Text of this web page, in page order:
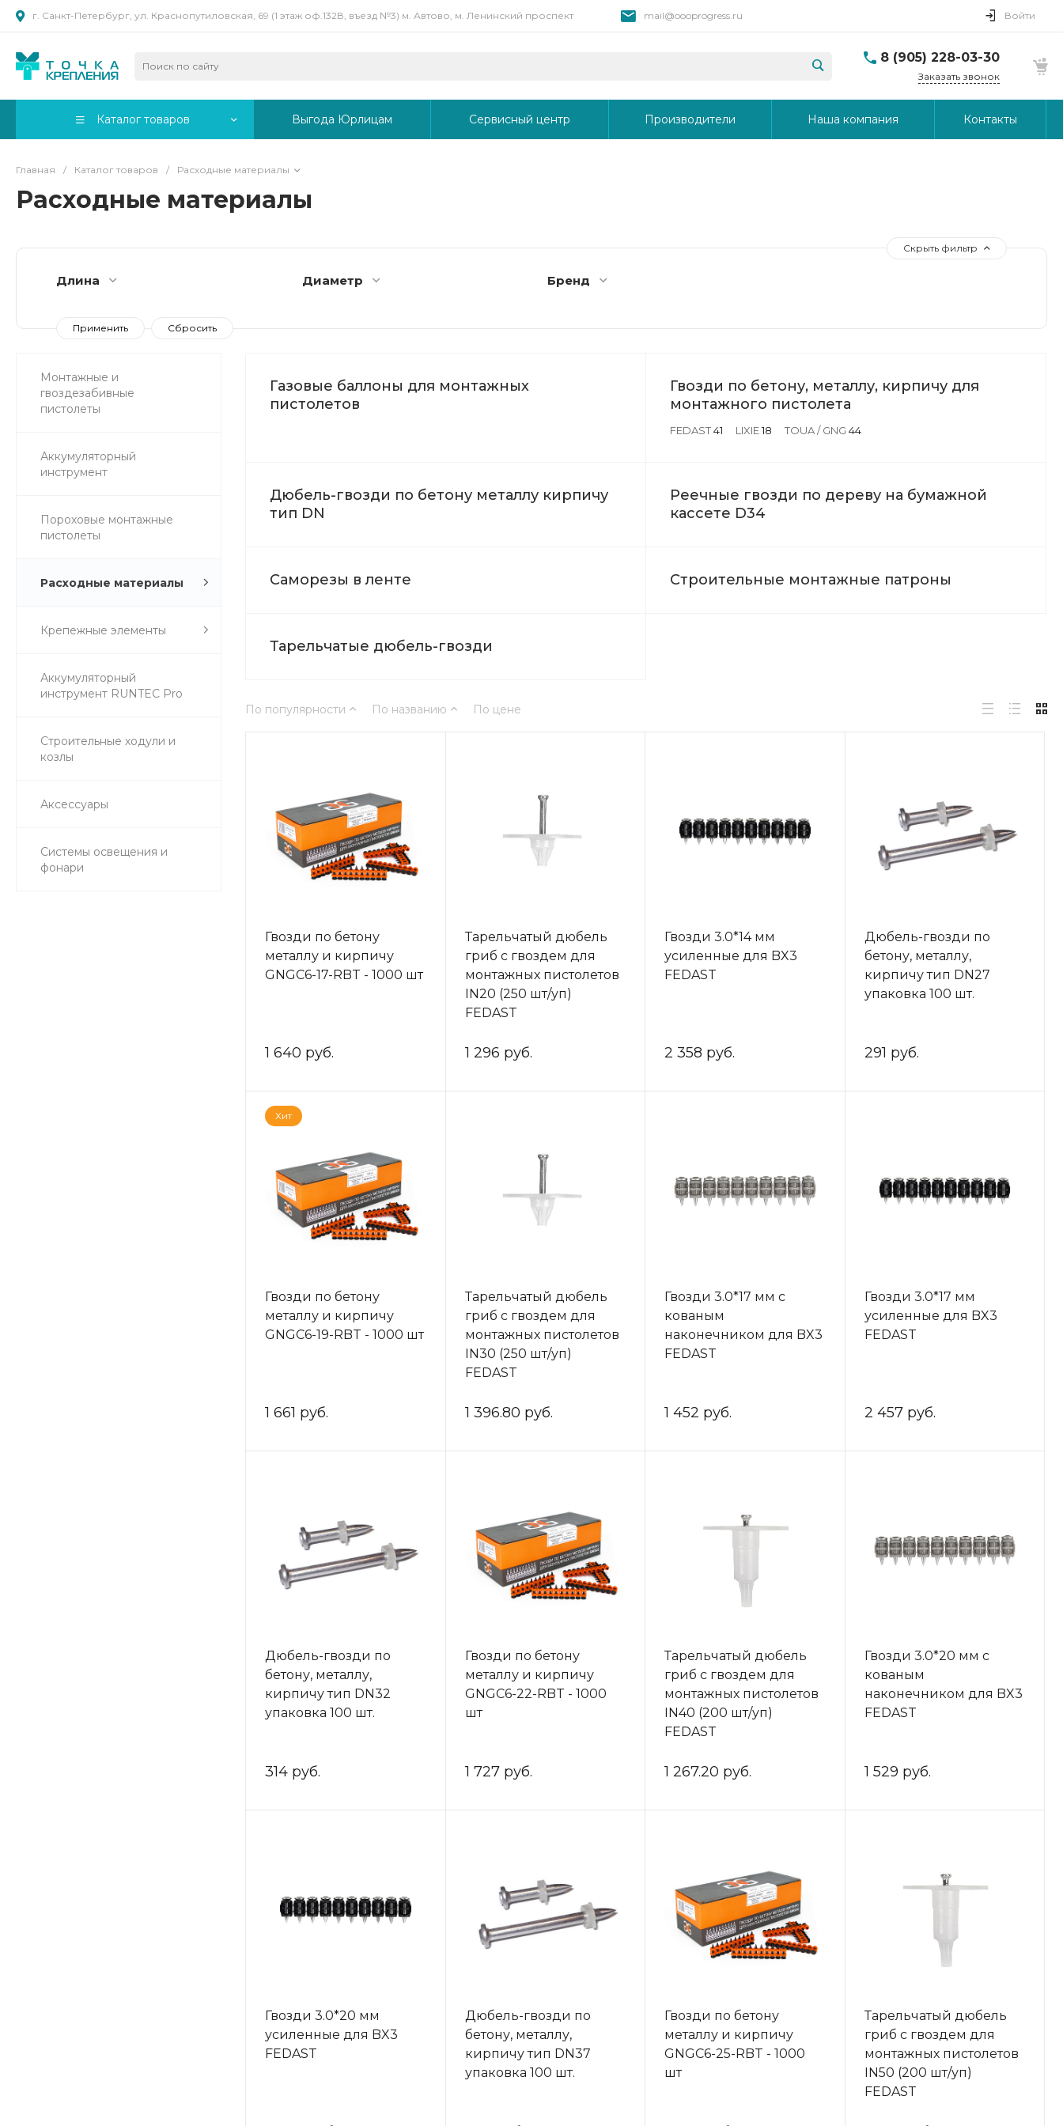
г. Санкт-Петербург, ул. Краснопутиловская, 69 (1 этаж оф.132В, въезд №3) м. Автово, м. Ленинский проспект mail@oooprogress.ru Войти
8 (905) 228-03-30
Заказать звонок
Каталог товаров Выгода Юрлицам Сервисный центр Производители Наша компания Контакты
Главная / Каталог товаров / Расходные материалы
Расходные материалы
Скрыть фильтр
Длина Диаметр Бренд
Монтажные и
гвоздезабивные
пистолеты
Аккумуляторный
инструмент
Пороховые монтажные
пистолеты
Расходные материалы
Крепежные элементы
Аккумуляторный
инструмент RUNTEC Pro
Строительные ходули и
козлы
Аксессуары
Системы освещения и
фонари
Газовые баллоны для монтажных
пистолетов
Гвозди по бетону, металлу, кирпичу для
монтажного пистолета
FEDAST41 LIXIE18 TOUA / GNG 44
Дюбель-гвозди по бетону металлу кирпичу
тип DN
Реечные гвозди по дереву на бумажной
кассете D34
Саморезы в ленте Строительные монтажные патроны
Тарельчатые дюбель-гвозди
По популярности По названию По цене
Гвозди по бетону
металлу и кирпичу
GNGC6-17-RBT - 1000 шт
1 640 руб.
Тарельчатый дюбель
гриб с гвоздем для
монтажных пистолетов
IN20 (250 шт/уп)
FEDAST
1 296 руб.
Гвозди 3.0*14 мм
усиленные для BX3
FEDAST
2 358 руб.
Дюбель-гвозди по
бетону, металлу,
кирпичу тип DN27
упаковка 100 шт.
291 руб.
Хит
Гвозди по бетону
металлу и кирпичу
GNGC6-19-RBT - 1000 шт
1 661 руб.
Тарельчатый дюбель
гриб с гвоздем для
монтажных пистолетов
IN30 (250 шт/уп)
FEDAST
1 396.80 руб.
Гвозди 3.0*17 мм с
кованым
наконечником для BX3
FEDAST
1 452 руб.
Гвозди 3.0*17 мм
усиленные для BX3
FEDAST
2 457 руб.
Дюбель-гвозди по
бетону, металлу,
кирпичу тип DN32
упаковка 100 шт.
314 руб.
Гвозди по бетону
металлу и кирпичу
GNGC6-22-RBT - 1000
шт
1 727 руб.
Тарельчатый дюбель
гриб с гвоздем для
монтажных пистолетов
IN40 (200 шт/уп)
FEDAST
1 267.20 руб.
Гвозди 3.0*20 мм с
кованым
наконечником для BX3
FEDAST
1 529 руб.
Гвозди 3.0*20 мм
усиленные для BX3
FEDAST
Дюбель-гвозди по
бетону, металлу,
кирпичу тип DN37
упаковка 100 шт.
Гвозди по бетону
металлу и кирпичу
GNGC6-25-RBT - 1000
шт
Тарельчатый дюбель
гриб с гвоздем для
монтажных пистолетов
IN50 (200 шт/уп)
FEDAST